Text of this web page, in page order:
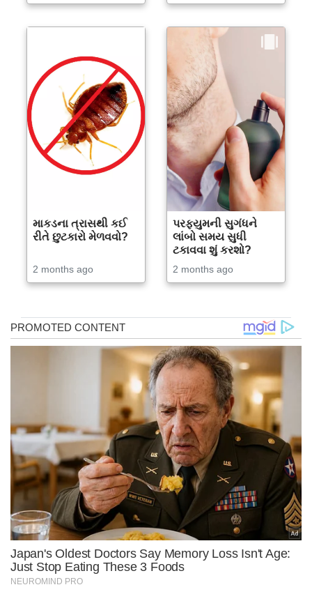
માકડના ત્રાસથી કઈ
રીતે છુટકારો મેળવવો?
2 months ago
પરફ્યુમની સુગંધને
લાંબો સમય સુધી
ટકાવવા શું કરશો?
2 months ago